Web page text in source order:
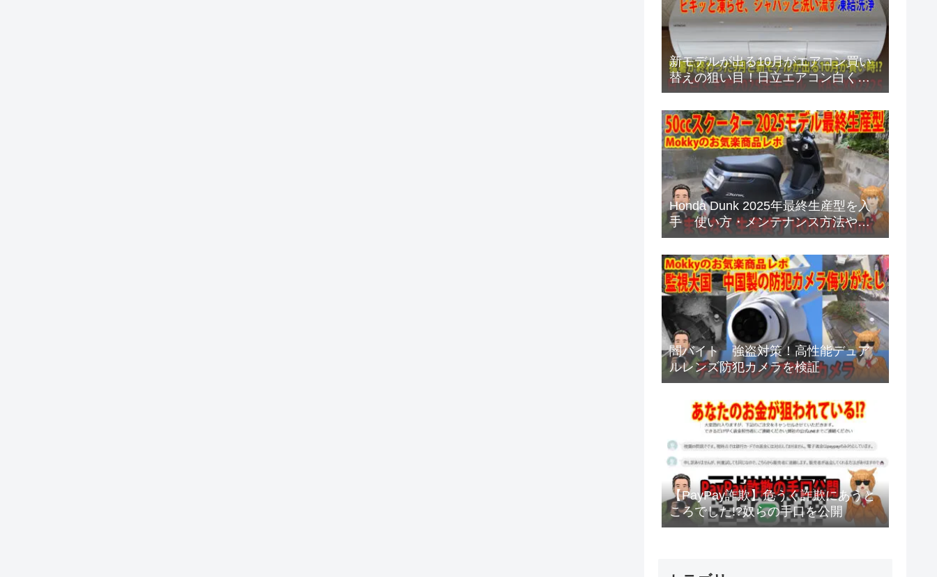
新モデルが出る10月がエアコン買い
替えの狙い目！日立エアコン白くま
くん RAS-XR2225Sプレミアムモデ
ルのご紹介
Honda Dunk 2025年最終生産型を入
手 使い方・メンテナンス方法や販
売店からの耳寄り情報あり
闇バイト 強盗対策！高性能デュア
ルレンズ防犯カメラを検証
【PayPay詐欺】危うく詐欺にあうと
ころでした!?奴らの手口を公開